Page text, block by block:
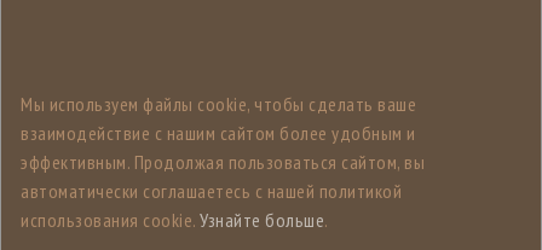
Мы используем файлы cookie, чтобы сделать ваше
взаимодействие с нашим сайтом более удобным и
эффективным. Продолжая пользоваться сайтом, вы
автоматически соглашаетесь с нашей политикой
использования cookie. Узнайте больше.